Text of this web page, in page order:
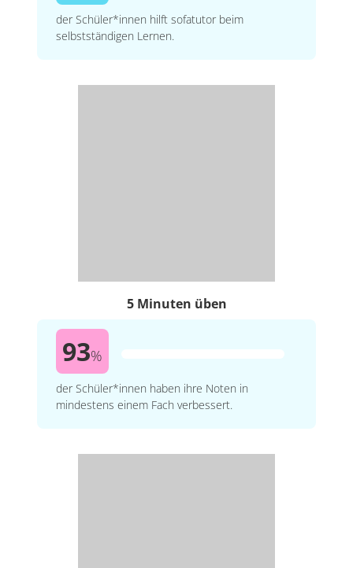
der Schüler*innen hilft sofatutor beim
selbstständigen Lernen.
5 Minuten üben
93%
der Schüler*innen haben ihre Noten in
mindestens einem Fach verbessert.